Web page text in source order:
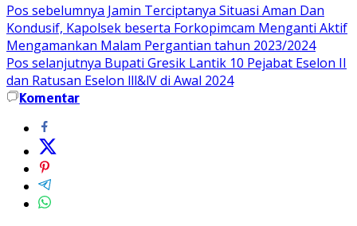
Pos sebelumnya Jamin Terciptanya Situasi Aman Dan
Kondusif, Kapolsek beserta Forkopimcam Menganti Aktif
Mengamankan Malam Pergantian tahun 2023/2024
Pos selanjutnya Bupati Gresik Lantik 10 Pejabat Eselon II
dan Ratusan Eselon lll&lV di Awal 2024
Komentar